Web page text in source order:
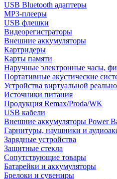
USB Bluetooth адаптеры
MP3-плееры
USB флешки
Видеорегистраторы
Внешние аккумуляторы
Картридеры
Карты памяти
Наручные электронные часы,
Портативные акустические
Устройства виртуальной
Источники питания
Продукция Remax/Proda/WK
USB кабели
Внешние аккумуляторы Power
Гарнитуры, наушники и
Зарядные устройства
Защитные стекла
Сопутствующие товары
Батарейки и аккумуляторы
Брелоки и сувениры